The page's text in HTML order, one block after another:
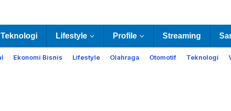
Teknologi Lifestyle Profile Streaming
Ekonomi Bisnis Lifestyle Olahraga Otomotif Teknologi